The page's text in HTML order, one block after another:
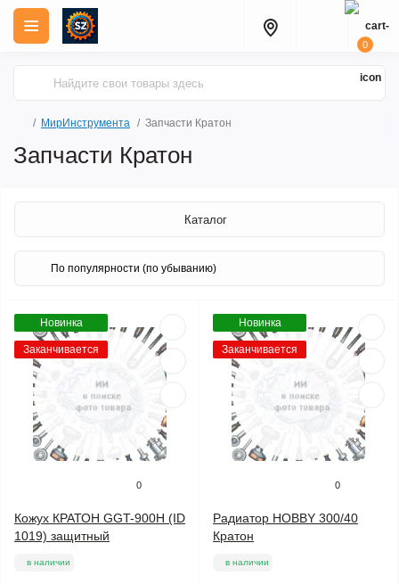
0
МирИнструмента Запчасти Кратон
Запчасти Кратон
Каталог
Новинка
Заканчивается
0
Кожух КРАТОН GGT-900H (ID
1019) защитный
в наличии
Новинка
Заканчивается
0
Радиатор HOBBY 300/40
Кратон
в наличии